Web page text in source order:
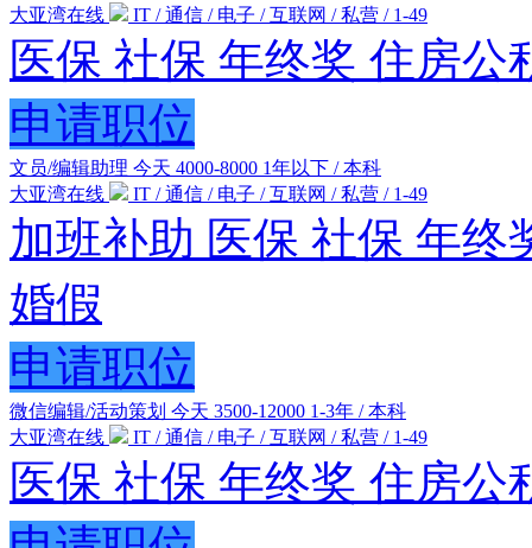
大亚湾在线
IT / 通信 / 电子 / 互联网 / 私营 / 1-49
医保 社保 年终奖 住房公
申请职位
文员/编辑助理 今天 4000-8000 1年以下 / 本科
大亚湾在线
IT / 通信 / 电子 / 互联网 / 私营 / 1-49
加班补助 医保 社保 年终
婚假
申请职位
微信编辑/活动策划 今天 3500-12000 1-3年 / 本科
大亚湾在线
IT / 通信 / 电子 / 互联网 / 私营 / 1-49
医保 社保 年终奖 住房公